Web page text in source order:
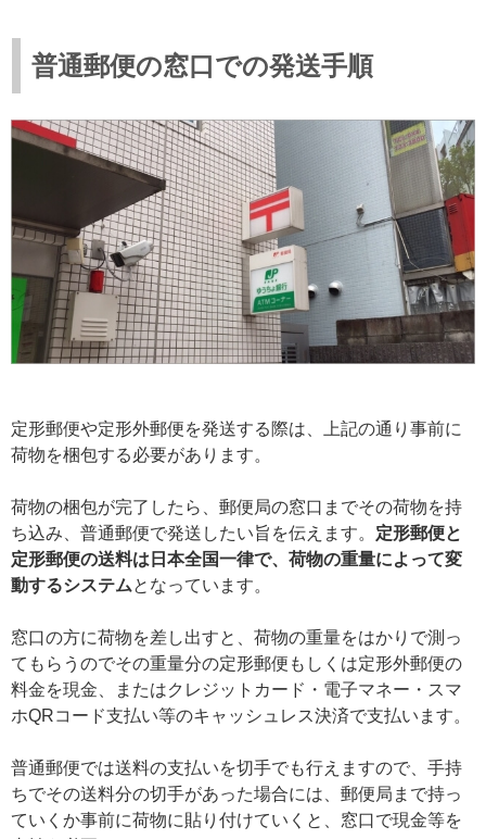
普通郵便の窓口での発送手順
定形郵便や定形外郵便を発送する際は、上記の通り事前に
荷物を梱包する必要があります。
荷物の梱包が完了したら、郵便局の窓口までその荷物を持
ち込み、普通郵便で発送したい旨を伝えます。 定形郵便と
定形郵便の送料は日本全国一律で、荷物の重量によって変
動するシステムとなっています。
窓口の方に荷物を差し出すと、荷物の重量をはかりで測っ
てもらうのでその重量分の定形郵便もしくは定形外郵便の
料金を現金、またはクレジットカード・電子マネー・スマ
ホQRコード支払い等のキャッシュレス決済で支払います。
普通郵便では送料の支払いを切手でも行えますので、手持
ちでその送料分の切手があった場合には、郵便局まで持っ
ていくか事前に荷物に貼り付けていくと、窓口で現金等を